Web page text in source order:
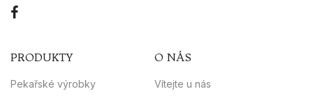
PRODUKTY
Pekařské výrobky
O NÁS
Vítejte u nás